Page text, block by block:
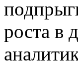
роста в